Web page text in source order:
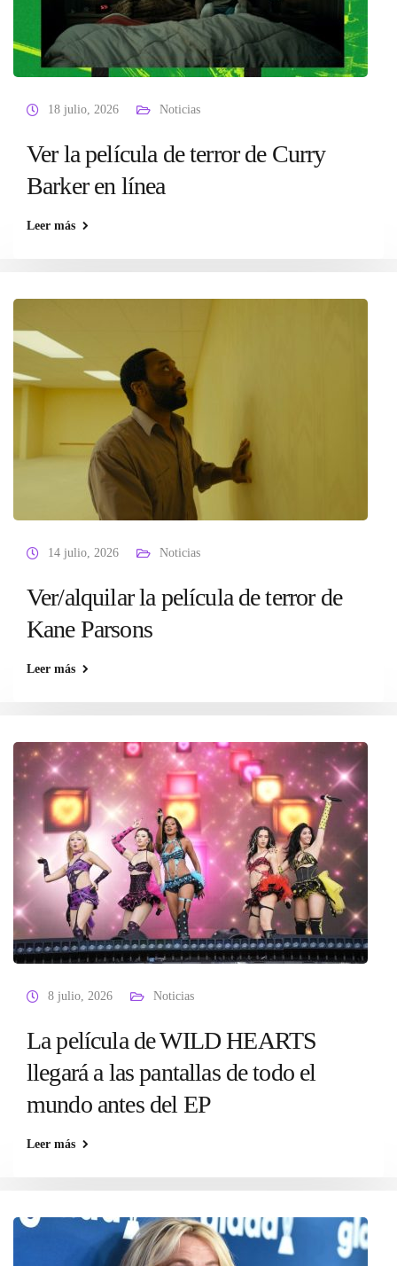
18 julio, 2026 Noticias
Ver la película de terror de Curry
Barker en línea
Leer más
14 julio, 2026 Noticias
Ver/alquilar la película de terror de
Kane Parsons
Leer más
8 julio, 2026 Noticias
La película de WILD HEARTS
llegará a las pantallas de todo el
mundo antes del EP
Leer más